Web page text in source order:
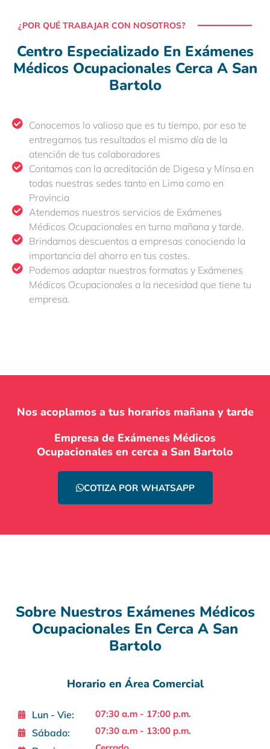
¿POR QUÉ TRABAJAR CON NOSOTROS?
Centro Especializado En Exámenes
Médicos Ocupacionales Cerca A San
Bartolo
Conocemos lo valioso que es tu tiempo, por eso te
entregamos tus resultados el mismo día de la
atención de tus colaboradores
Contamos con la acreditación de Digesa y Minsa en
todas nuestras sedes tanto en Lima como en
Provincia
Atendemos nuestros servicios de Exámenes
Médicos Ocupacionales en turno mañana y tarde.
Brindamos descuentos a empresas conociendo la
importancia del ahorro en tus costes.
Podemos adaptar nuestros formatos y Exámenes
Médicos Ocupacionales a la necesidad que tiene tu
empresa.
Nos acoplamos a tus horarios mañana y tarde
Empresa de Exámenes Médicos
Ocupacionales en cerca a San Bartolo
COTIZA POR WHATSAPP
Sobre Nuestros Exámenes Médicos
Ocupacionales En Cerca A San
Bartolo
Horario en Área Comercial
Lun - Vie:
Sábado:
07:30 a.m - 17:00 p.m.
07:30 a.m - 13:00 p.m.